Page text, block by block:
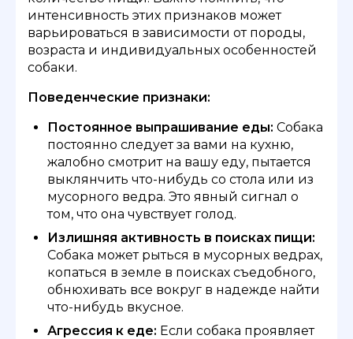
интенсивность этих признаков может
варьироваться в зависимости от породы,
возраста и индивидуальных особенностей
собаки.
Поведенческие признаки:
Постоянное выпрашивание еды: Собака
постоянно следует за вами на кухню,
жалобно смотрит на вашу еду, пытается
выклянчить что-нибудь со стола или из
мусорного ведра. Это явный сигнал о
том, что она чувствует голод.
Излишняя активность в поисках пищи:
Собака может рыться в мусорных ведрах,
копаться в земле в поисках съедобного,
обнюхивать все вокруг в надежде найти
что-нибудь вкусное.
Агрессия к еде: Если собака проявляет